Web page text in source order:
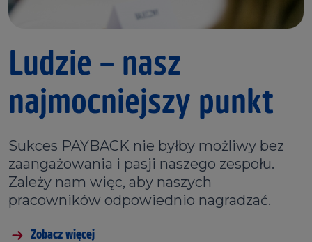
Ludzie – nasz
najmocniejszy punkt
Sukces PAYBACK nie byłby możliwy bez
zaangażowania i pasji naszego zespołu.
Zależy nam więc, aby naszych
pracowników odpowiednio nagradzać.
Zobacz więcej